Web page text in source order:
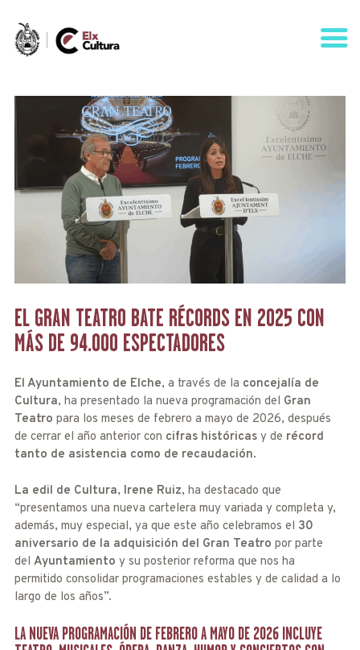
AGENDA
ÁREAS
VISÍTANOS
ELCHE
CONTACTO
EL GRAN TEATRO BATE RÉCORDS EN 2025 CON
MÁS DE 94.000 ESPECTADORES
El Ayuntamiento de Elche, a través de la concejalía de
Cultura, ha presentado la nueva programación del Gran
Teatro para los meses de febrero a mayo de 2026, después
de cerrar el año anterior con cifras históricasy de récord
tanto de asistencia como de recaudación.
La edil de Cultura, Irene Ruiz, ha destacado que
“presentamos una nueva cartelera muy variada y completa y,
además, muy especial, ya que este año celebramos el 30
aniversario de la adquisición del Gran Teatro por parte
del Ayuntamiento y su posterior reforma que nos ha
permitido consolidar programaciones estables y de calidad a lo
largo de los años”.
LA NUEVA PROGRAMACIÓN DE FEBRERO A MAYO DE 2026 INCLUYE